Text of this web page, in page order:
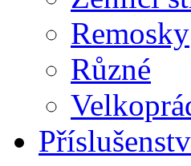
Remosky
Různé